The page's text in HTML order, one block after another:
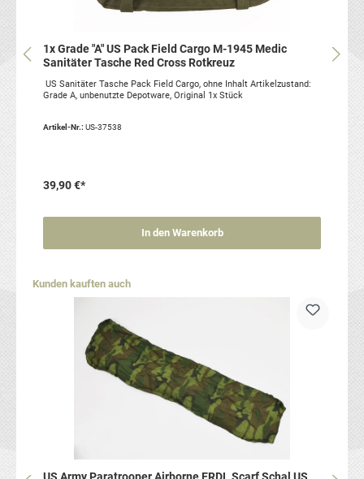
1x Grade "A" US Pack Field Cargo M-1945 Medic
Sanitäter Tasche Red Cross Rotkreuz
US Sanitäter Tasche Pack Field Cargo, ohne Inhalt Artikelzustand:
Grade A, unbenutzte Depotware, Original 1x Stück
Artikel-Nr.: US-37538
39,90 €*
In den Warenkorb
Produktgalerie überspringen
Kunden kauften auch